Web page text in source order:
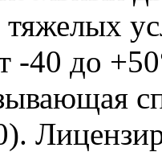
-40 до